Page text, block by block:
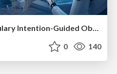
[MIRU26] Open-Vocabulary Intention-Guided Object Detection in Diverse Scenes
0 140